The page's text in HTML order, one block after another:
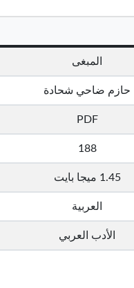
المبغى
حازم ضاحي شحادة
PDF
188
1.45 ميجا بايت
العربية
الأدب العربي